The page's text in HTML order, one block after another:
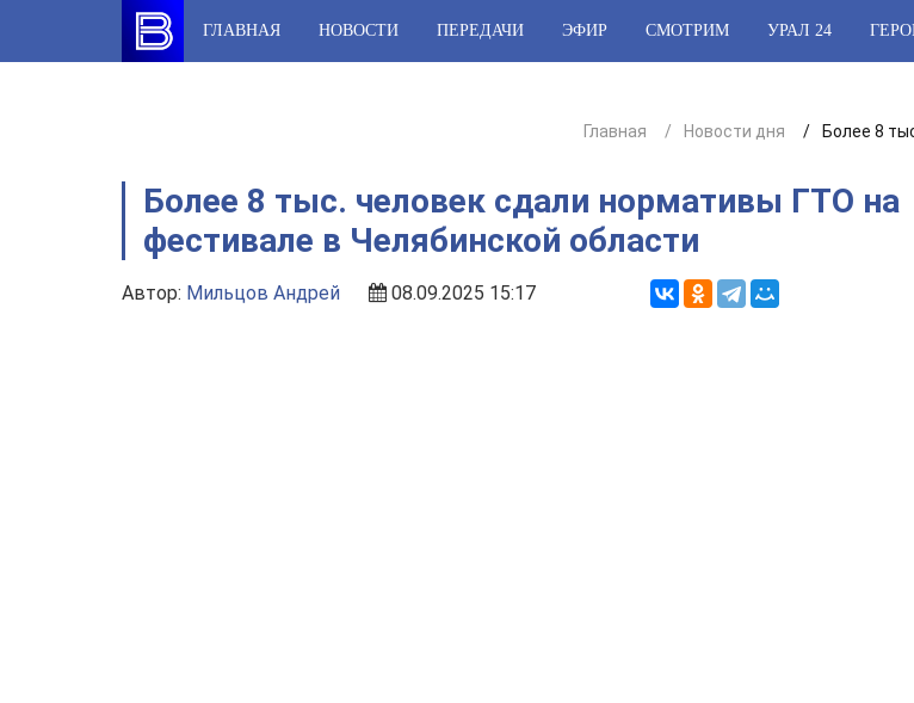
content
ГЛАВНАЯ НОВОСТИ ПЕРЕДАЧИ ЭФИР СМОТРИМ УРАЛ 24
Главная Новости дня Более 8
Более 8 тыс. человек сдали нормативы ГТО на
фестивале в Челябинской области
Автор: Мильцов Андрей 08.09.2025 15:17